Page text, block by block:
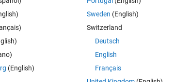
my vectors to a Ntot and Ftot as seen.
(English)
Sweden (English)
Switzerland
Deutsch
English
Français